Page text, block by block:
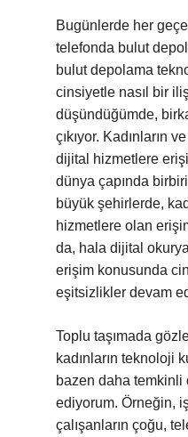
Bugünlerde her
telefonda bulut
bulut depolama
cinsiyetle nasıl bir
düşündüğümde,
çıkıyor. Kadınların
dijital hizmetlere
dünya çapında
büyük şehirlerde,
hizmetlere olan
da, hala dijital
erişim konusunda
eşitsizlikler devam
Toplu taşımada
kadınların teknoloji
bazen daha temkinli
ediyorum. Örneğin,
çalışanların çoğu,